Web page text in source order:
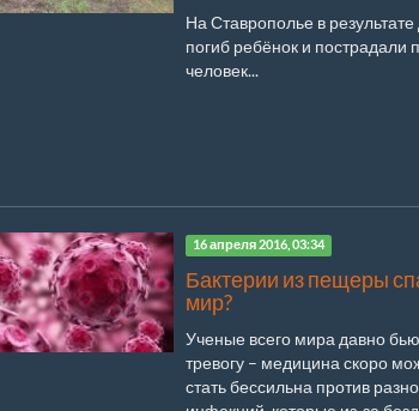
На Ставрополье в
погиб ребёнок и пострадали
человек...
16 апреля 2016, 03:34
Бактерии из пещеры
мир?
Ученые всего мира давно
тревогу – медицина скоро
стать бессильна против